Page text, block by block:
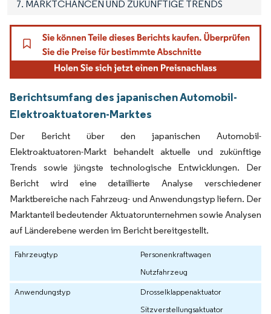
7. MARKTCHANCEN UND ZUKÜNFTIGE TRENDS
Berichtsumfang des japanischen Automobil-
Elektroaktuatoren-Marktes
Der Bericht über den japanischen Automobil-
Elektroaktuatoren-Markt behandelt aktuelle und zukünftige
Trends sowie jüngste technologische Entwicklungen. Der
Bericht wird eine detaillierte Analyse verschiedener
Marktbereiche nach Fahrzeug- und Anwendungstyp liefern. Der
Marktanteil bedeutender Aktuatorunternehmen sowie Analysen
auf Länderebene werden im Bericht bereitgestellt.
Fahrzeugtyp
Personenkraftwagen
Nutzfahrzeug
Anwendungstyp
Drosselklappenaktuator
Sitzverstellungsaktuator